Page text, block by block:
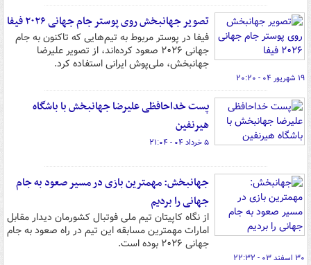
تصویر جهانبخش روی پوستر جام جهانی ۲۰۲۶ فیفا
فیفا در پوستر مربوط به تیم‌هایی که تاکنون به جام
جهانی ۲۰۲۶ صعود کرده‌اند، از تصویر علیرضا
جهانبخش، ملی‌پوش ایرانی استفاده کرد.
۱۹ شهریور ۰۴ - ۲۰:۲۰
پست خداحافظی علیرضا جهانبخش با باشگاه
هیرنفین
۵ خرداد ۰۴ - ۲۱:۰۴
جهانبخش: مهمترین بازی در مسیر صعود به جام
جهانی را بردیم
از نگاه کاپیتان تیم ملی فوتبال کشورمان دیدار مقابل
امارات مهمترین مسابقه این تیم در راه صعود به جام
جهانی ۲۰۲۶ بوده است.
۳۰ اسفند ۰۳ - ۲۲:۳۲